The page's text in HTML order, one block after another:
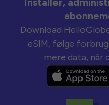
Download
eSIM, følge
mere data, når